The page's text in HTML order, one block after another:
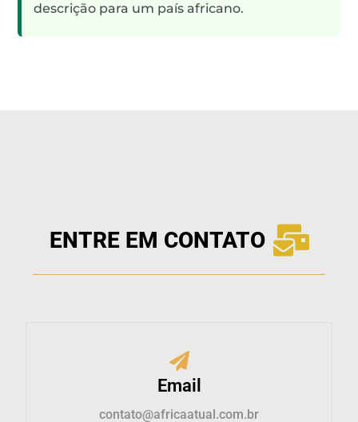
descrição para um país africano.
ENTRE EM CONTATO
Email
contato@africaatual.com.br